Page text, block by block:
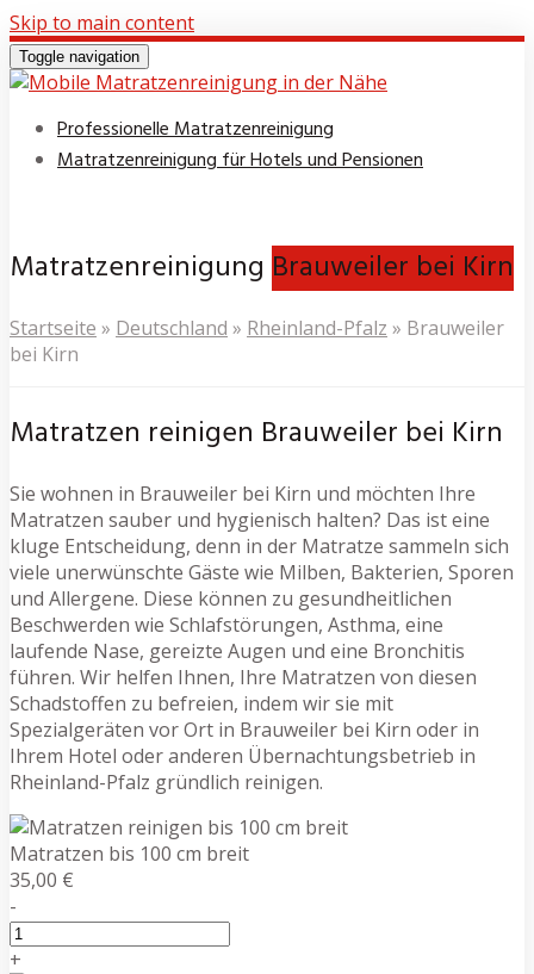
Skip to main content
Toggle navigation
Professionelle Matratzenreinigung
Matratzenreinigung für Hotels und Pensionen
Matratzenreinigung Brauweiler bei Kirn
Startseite » Deutschland » Rheinland-Pfalz » Brauweiler
bei Kirn
Matratzen reinigen Brauweiler bei Kirn
Sie wohnen in Brauweiler bei Kirn und möchten Ihre
Matratzen sauber und hygienisch halten? Das ist eine
kluge Entscheidung, denn in der Matratze sammeln sich
viele unerwünschte Gäste wie Milben, Bakterien, Sporen
und Allergene. Diese können zu gesundheitlichen
Beschwerden wie Schlafstörungen, Asthma, eine
laufende Nase, gereizte Augen und eine Bronchitis
führen. Wir helfen Ihnen, Ihre Matratzen von diesen
Schadstoffen zu befreien, indem wir sie mit
Spezialgeräten vor Ort in Brauweiler bei Kirn oder in
Ihrem Hotel oder anderen Übernachtungsbetrieb in
Rheinland-Pfalz gründlich reinigen.
Matratzen bis 100 cm breit
35,00 €
-
+